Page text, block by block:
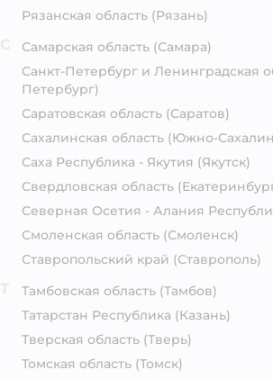
Рязанская область (Рязань)
Самарская область (Самара)
Санкт-Петербург и Ленинградская
Петербург)
Саратовская область (Саратов)
Сахалинская область (Южно-
Саха Республика - Якутия (Якутск)
Свердловская область
Северная Осетия - Алания
Смоленская область (Смоленск)
Ставропольский край (Ставрополь)
Тамбовская область (Тамбов)
Татарстан Республика (Казань)
Тверская область (Тверь)
Томская область (Томск)